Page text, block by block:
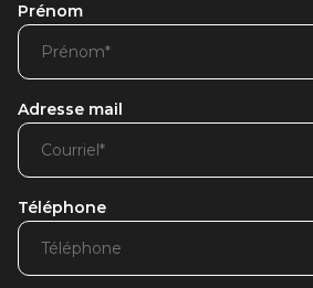
Prénom
Adresse mail
Téléphone